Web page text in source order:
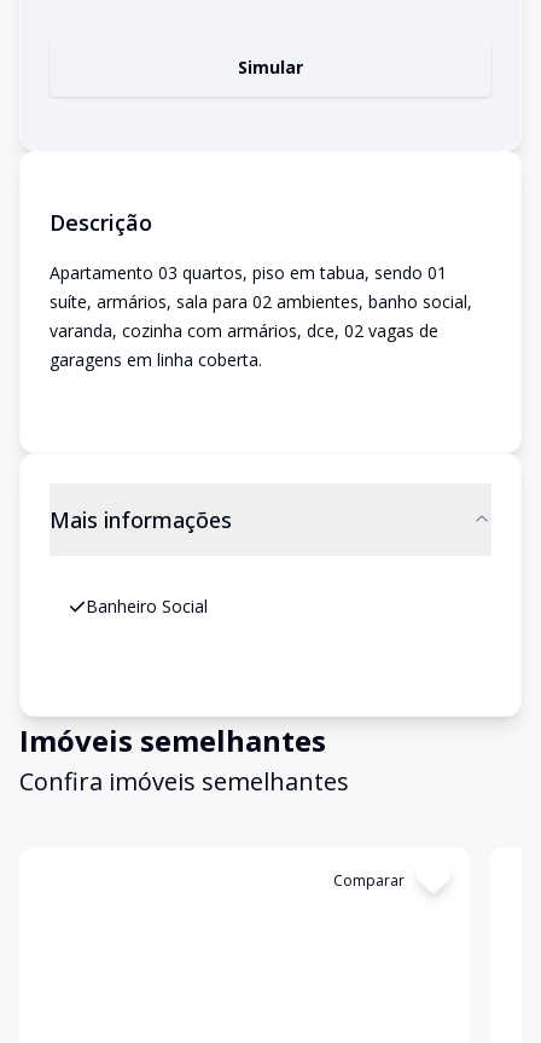
Simular
Descrição
Apartamento 03 quartos, piso em tabua, sendo 01
suíte, armários, sala para 02 ambientes, banho social,
varanda, cozinha com armários, dce, 02 vagas de
garagens em linha coberta.
Mais informações
Banheiro Social
Imóveis semelhantes
Confira imóveis semelhantes
Comparar